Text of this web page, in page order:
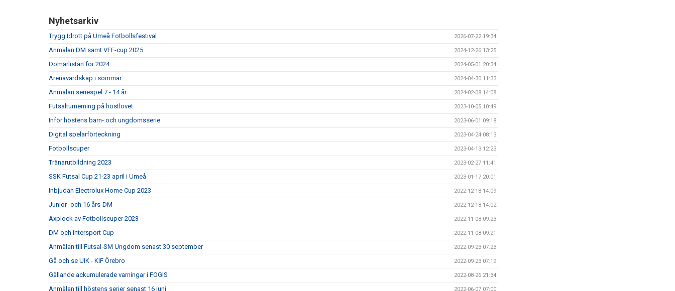
Nyhetsarkiv
Trygg Idrott på Umeå Fotbollsfestival 2026-07-22 19:34
Anmälan DM samt VFF-cup 2025 2024-12-26 13:25
Domarlistan för 2024 2024-05-01 20:34
Arenavärdskap i sommar 2024-04-30 11:33
Anmälan seriespel 7 - 14 år 2024-02-08 14:08
Futsalturnerning på höstlovet 2023-10-05 10:49
Inför höstens barn- och ungdomsserie 2023-06-01 09:18
Digital spelarförteckning 2023-04-24 08:13
Fotbollscuper 2023-04-13 12:23
Tränarutbildning 2023 2023-02-27 11:41
SSK Futsal Cup 21-23 april i Umeå 2023-01-17 20:01
Inbjudan Electrolux Home Cup 2023 2022-12-18 14:09
Junior- och 16 års-DM 2022-12-18 14:02
Axplock av Fotbollscuper 2023 2022-11-08 09:23
DM och Intersport Cup 2022-11-08 09:21
Anmälan till Futsal-SM Ungdom senast 30 september 2022-09-23 07:23
Gå och se UIK - KIF Örebro 2022-09-23 07:19
Gällande ackumulerade varningar i FOGIS 2022-08-26 21:34
Anmälan till höstens serier senast 16 juni 2022-06-07 07:00